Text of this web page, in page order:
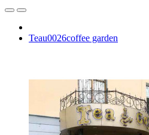
Teau0026coffee garden